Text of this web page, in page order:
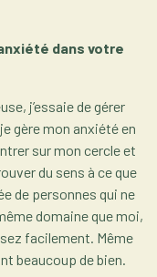
dans votre
j’essaie de gérer
gère mon anxiété en
sur mon cercle et
du sens à ce que
de personnes qui ne
domaine que moi,
facilement. Même
beaucoup de bien.